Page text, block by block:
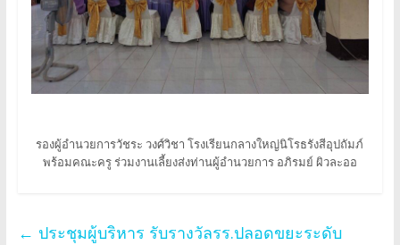
รองผู้อำนวยการวัชระ วงศ์วิชา โรงเรียนกลางใหญ่นิโรธรังสีอุปถัมภ์
พร้อมคณะครู ร่วมงานเลี้ยงส่งท่านผู้อำนวยการ อภิรมย์ ผิวละออ
← ประชุมผู้บริหาร รับรางวัลรร.ปลอดขยะระดับ